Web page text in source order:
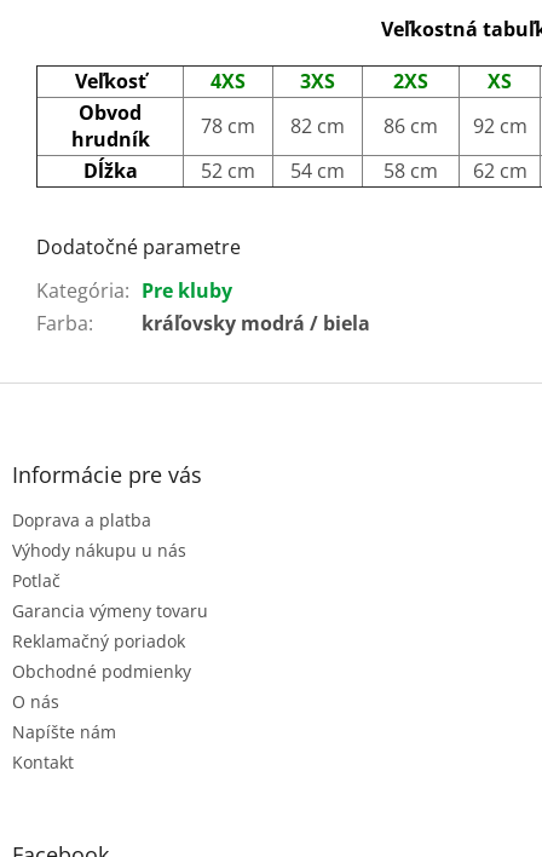
Veľkostná
Veľkosť
4XS 3XS 2XS
XS
Obvod
hrudník
78 cm 82 cm 86 cm
92 cm
Dĺžka
52 cm 54 cm 58 cm 62 cm
Dodatočné parametre
Kategória: Pre kluby
Farba: kráľovsky modrá / biela
Z
Informácie pre vás
Doprava a platba
Výhody nákupu u nás
Potlač
Garancia výmeny tovaru
Reklamačný poriadok
Obchodné podmienky
O nás
Napíšte nám
Kontakt